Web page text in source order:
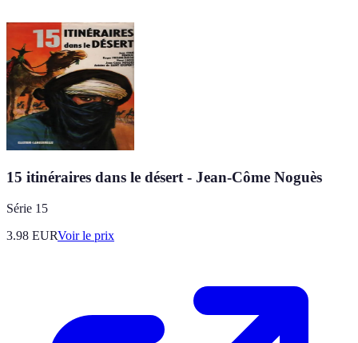
15 itinéraires dans le désert - Jean-Côme Noguès
Série 15
3.98 EURVoir le prix